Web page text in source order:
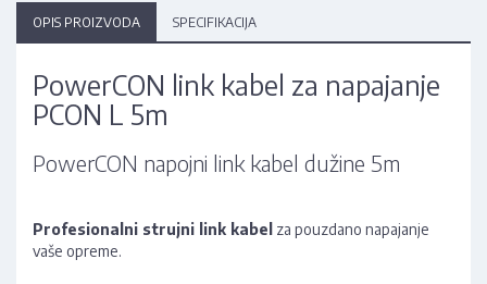
OPIS PROIZVODA SPECIFIKACIJA
PowerCON link kabel za napajanje
PCON L 5m
PowerCON napojni link kabel dužine 5m
Profesionalni strujni link kabel za pouzdano napajanje
vaše opreme.